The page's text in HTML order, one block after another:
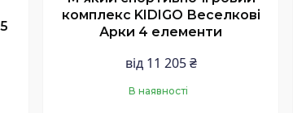
комплекс KIDIGO Веселкові
Арки 4 елементи
від 11 205 ₴
В наявності